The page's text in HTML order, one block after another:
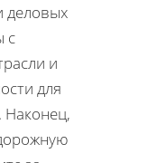
деловых
с
и
для